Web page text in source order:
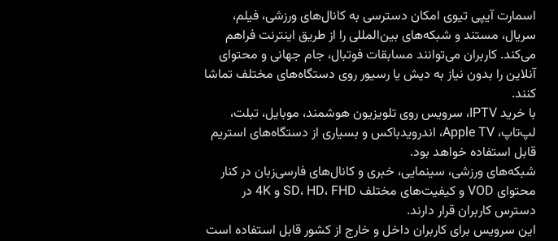
اسمارت آیپی تیوی امکان دسترسی به کانال‌های ورزشی، فیلم،
سریال، مستند و شبکه‌های بین‌المللی را از طریق اینترنت فراهم
می‌کند. کاربران می‌توانند مسابقات فوتبال، جام جهانی و محتوای
آنلاین را بدون نیاز به دیش یا رسیور روی دستگاه‌های مختلف تماشا
کنند.
با خرید IPTV
، سرویس روی تلویزیون هوشمند، موبایل، تبلت،
لپ‌تاپ، Apple TV، اندرویدباکس و بسیاری از دستگاه‌های استریم
قابل استفاده خواهد بود.
شبکه‌های ورزشی، سینمایی، خبری و کانال‌های فارسی‌زبان در کنار
محتوای VOD و کیفیت‌های مختلف SD، HD، FHD و 4K در
دسترس کاربران قرار دارند.
این سرویس برای کاربران داخل و خارج از کشور قابل استفاده است